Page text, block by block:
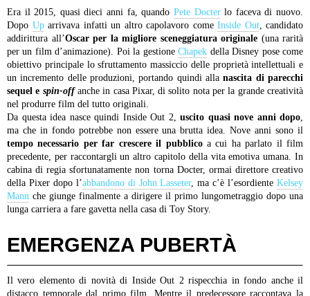
Era il 2015, quasi dieci anni fa, quando Pete Docterlo faceva di nuovo.
Dopo Uparrivava infatti un altro capolavoro come Inside Out, candidato
addirittura all’Oscar per la migliore sceneggiatura originale (una rarità
per un film d’animazione). Poi la gestioneChapek della Disney pose come
obiettivo principale lo sfruttamento massiccio delle proprietà intellettuali e
un incremento delle produzioni, portando quindi allanascita di parecchi
sequel e spin-offanche in casa Pixar, di solito nota per la grande creatività
nel produrre film del tutto originali.
Da questa idea nasce quindi Inside Out 2, uscito quasi nove anni dopo,
ma che in fondo potrebbe non essere una brutta idea. Nove anni sono il
tempo necessario per far crescere il pubblicoa cui ha parlato il film
precedente, per raccontargli un altro capitolo della vita emotiva umana. In
cabina di regia sfortunatamente non torna Docter, ormai direttore creativo
della Pixer dopo l’abbandono di John Lasseter, ma c’è l’esordienteKelsey
Mann che giunge finalmente a dirigere il primo lungometraggio dopo una
lunga carriera a fare gavetta nella casa di Toy Story.
EMERGENZA PUBERTÀ
Il vero elemento di novità di Inside Out 2 rispecchia in fondo anche il
distacco temporale dal primo film. Mentre il predecessore raccontava la